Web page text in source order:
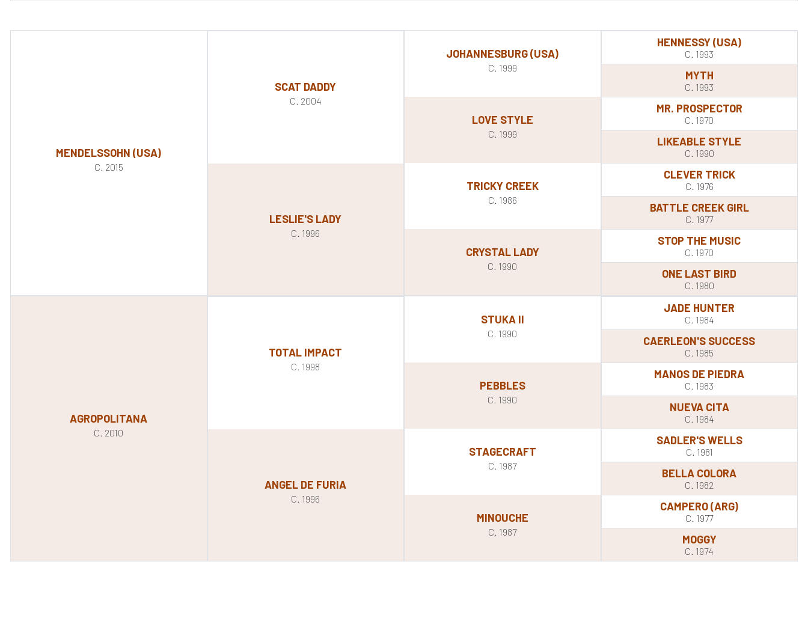
MENDELSSOHN (USA)
C. 2015
SCAT DADDY
C. 2004
LESLIE'S LADY
C. 1996
JOHANNESBURG (USA)
C. 1999
LOVE STYLE
C. 1999
TRICKY CREEK
C. 1986
CRYSTAL LADY
C. 1990
HENNESSY (USA)
C. 1993
MYTH
C. 1993
MR. PROSPECTOR
C. 1970
LIKEABLE STYLE
C. 1990
CLEVER TRICK
C. 1976
BATTLE CREEK GIRL
C. 1977
STOP THE MUSIC
C. 1970
ONE LAST BIRD
C. 1980
AGROPOLITANA
C. 2010
TOTAL IMPACT
C. 1998
ANGEL DE FURIA
C. 1996
STUKA II
C. 1990
PEBBLES
C. 1990
STAGECRAFT
C. 1987
MINOUCHE
C. 1987
JADE HUNTER
C. 1984
CAERLEON'S SUCCESS
C. 1985
MANOS DE PIEDRA
C. 1983
NUEVA CITA
C. 1984
SADLER'S WELLS
C. 1981
BELLA COLORA
C. 1982
CAMPERO (ARG)
C. 1977
MOGGY
C. 1974